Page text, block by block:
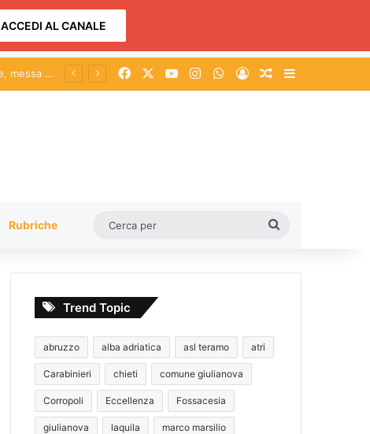
ACCEDI AL CANALE
Facebook You TubeInstagramWhatsApp
AccediUn articolo a
Rubriche
Trend Topic
abruzzo alba adriatica asl teramo atri
Carabinieri chieti comune giulianova
Corropoli Eccellenza Fossacesia
giulianova laquila marco marsilio